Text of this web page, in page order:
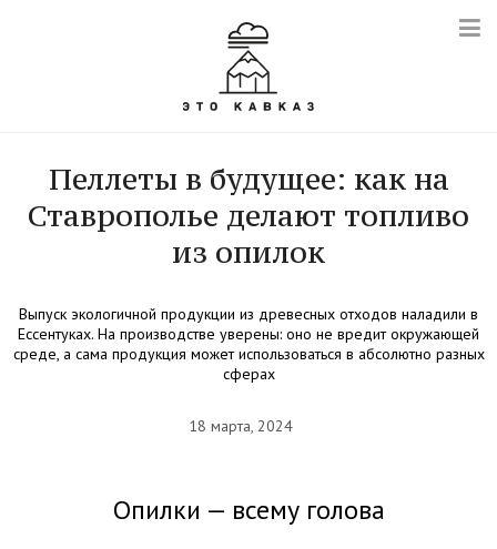
Пеллеты в будущее: как на
Ставрополье делают топливо
из опилок
Выпуск экологичной продукции из древесных отходов наладили в
Ессентуках. На производстве уверены: оно не вредит окружающей
среде, а сама продукция может использоваться в абсолютно разных
сферах
18 марта, 2024
Опилки — всему голова